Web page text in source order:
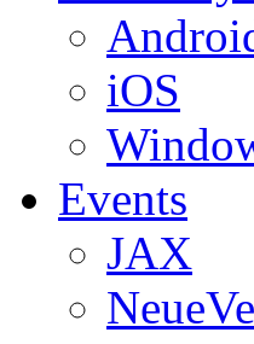
iOS
Events
JAX